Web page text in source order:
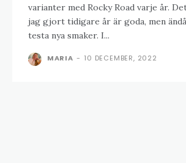
varianter med Rocky Road varje år.
jag gjort tidigare år är goda, men
testa nya smaker. I...
MARIA - 10 DECEMBER, 2022